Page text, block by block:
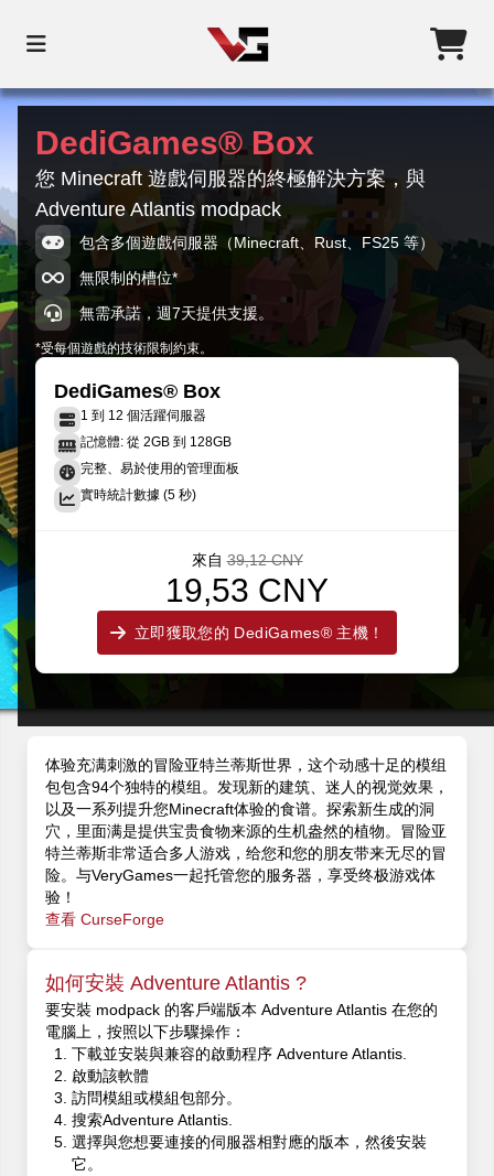
DediGames® Box
您 Minecraft 遊戲伺服器的終極解決方案，與
Adventure Atlantis modpack
包含多個遊戲伺服器（Minecraft、Rust、FS25 等）
無限制的槽位*
無需承諾，週7天提供支援。
*受每個遊戲的技術限制約束。
DediGames® Box
1 到 12 個活躍伺服器
記憶體: 從 2GB 到 128GB
完整、易於使用的管理面板
實時統計數據 (5 秒)
來自 39,12 CNY
19,53 CNY
立即獲取您的 DediGames® 主機！
体验充满刺激的冒险亚特兰蒂斯世界，这个动感十足的模组
包包含94个独特的模组。发现新的建筑、迷人的视觉效果，
以及一系列提升您Minecraft体验的食谱。探索新生成的洞
穴，里面满是提供宝贵食物来源的生机盎然的植物。冒险亚
特兰蒂斯非常适合多人游戏，给您和您的朋友带来无尽的冒
险。与VeryGames一起托管您的服务器，享受终极游戏体
验！
查看 CurseForge
如何安裝 Adventure Atlantis ?
要安裝 modpack 的客戶端版本 Adventure Atlantis 在您的
電腦上，按照以下步驟操作：
下載並安裝與兼容的啟動程序 Adventure Atlantis.
啟動該軟體
訪問模組或模組包部分。
搜索Adventure Atlantis.
選擇與您想要連接的伺服器相對應的版本，然後安裝
它。